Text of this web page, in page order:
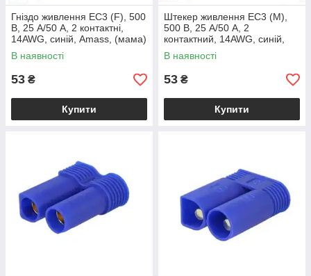
Гніздо живлення EC3 (F), 500
В, 25 А/50 А, 2 контактні,
14AWG, синій, Amass, (мама)
В наявності
53 ₴
Купити
Штекер живлення EC3 (M),
500 В, 25 А/50 А, 2
контактний, 14AWG, синій,
Amass, (тато)
В наявності
53 ₴
Купити